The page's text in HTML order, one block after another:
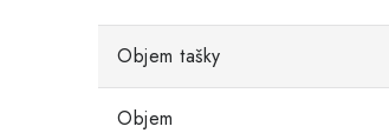
Objem tašky
Objem